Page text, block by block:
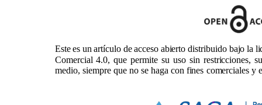
Este es un artículo de acceso abierto distribuido bajo
Comercial 4.0, que permite su uso sin restricciones,
medio, siempre que no se haga con fines comerciales